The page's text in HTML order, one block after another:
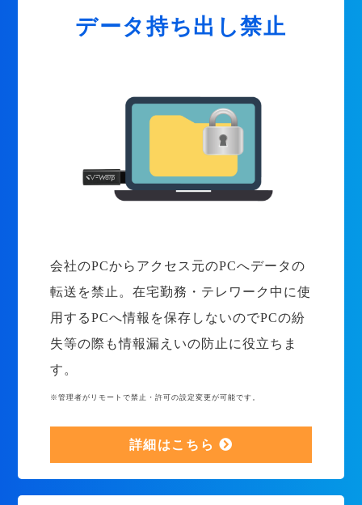
データ持ち出し禁止
会社のPCからアクセス元のPCへデータの
転送を禁止。在宅勤務・テレワーク中に使
用するPCへ情報を保存しないのでPCの紛
失等の際も情報漏えいの防止に役立ちま
す。
※管理者がリモートで禁止・許可の設定変更が可能です。
詳細はこちら